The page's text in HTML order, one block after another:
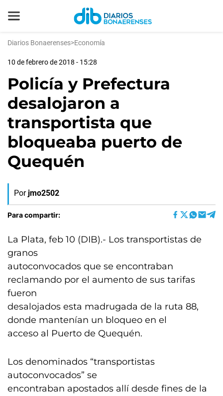
Diarios Bonaerenses>Economía
10 de febrero de 2018 - 15:28
Policía y Prefectura
desalojaron a
transportista que
bloqueaba puerto de
Quequén
Por jmo2502
Para compartir:
La Plata, feb 10 (DIB).- Los transportistas de
granos
autoconvocados que se encontraban
reclamando por el aumento de sus tarifas
fueron
desalojados esta madrugada de la ruta 88,
donde mantenían un bloqueo en el
acceso al Puerto de Quequén.
Los denominados “transportistas
autoconvocados” se
encontraban apostados allí desde fines de la